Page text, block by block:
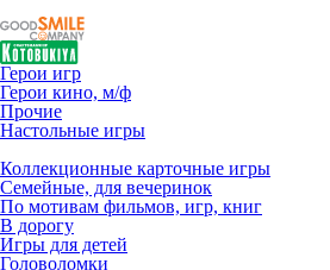
Герои игр
Герои кино, м/ф
Прочие
Настольные игры
Коллекционные карточные игры
Семейные, для вечеринок
По мотивам фильмов, игр, книг
В дорогу
Игры для детей
Головоломки